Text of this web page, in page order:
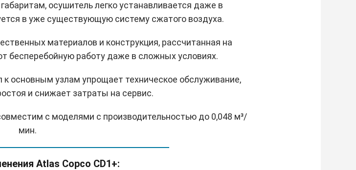
осушитель легко устанавливается даже в
в уже существующую систему сжатого воздуха.
материалов и конструкция, рассчитанная на
бесперебойную работу даже в сложных условиях.
основным узлам упрощает техническое обслуживание,
и снижает затраты на сервис.
с моделями с производительностью до 0,048 м³/
мин.
Atlas Copco CD1+: